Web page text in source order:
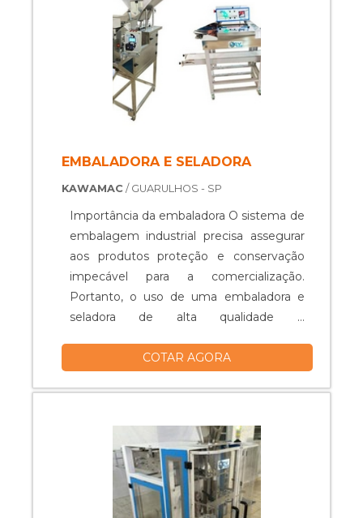
EMBALADORA E SELADORA
KAWAMAC/ GUARULHOS - SP
Importância da embaladora O sistema de
embalagem industrial precisa assegurar
aos produtos proteção e conservação
impecável para a comercialização.
Portanto, o uso de uma embaladora e
seladora de alta qualidade é
A embaladora e seladora atua com a
embalagem, vedando completamente o
produto embalado maior durabilidade e a
segurança c....
COTAR AGORA